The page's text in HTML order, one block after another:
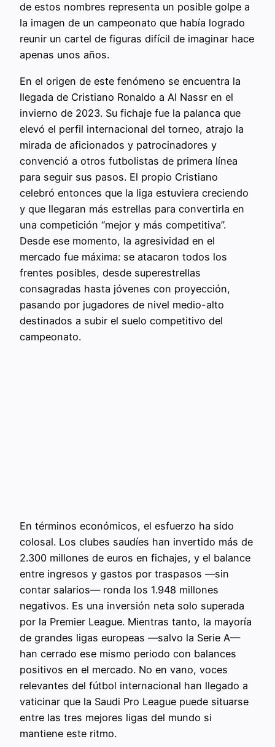
de estos nombres representa un posible golpe a
la imagen de un campeonato que había logrado
reunir un cartel de figuras difícil de imaginar hace
apenas unos años.
En el origen de este fenómeno se encuentra la
llegada de Cristiano Ronaldo a Al Nassr en el
invierno de 2023. Su fichaje fue la palanca que
elevó el perfil internacional del torneo, atrajo la
mirada de aficionados y patrocinadores y
convenció a otros futbolistas de primera línea
para seguir sus pasos. El propio Cristiano
celebró entonces que la liga estuviera creciendo
y que llegaran más estrellas para convertirla en
una competición “mejor y más competitiva”.
Desde ese momento, la agresividad en el
mercado fue máxima: se atacaron todos los
frentes posibles, desde superestrellas
consagradas hasta jóvenes con proyección,
pasando por jugadores de nivel medio-alto
destinados a subir el suelo competitivo del
campeonato.
En términos económicos, el esfuerzo ha sido
colosal. Los clubes saudíes han invertido más de
2.300 millones de euros en fichajes, y el balance
entre ingresos y gastos por traspasos —sin
contar salarios— ronda los 1.948 millones
negativos. Es una inversión neta solo superada
por la Premier League. Mientras tanto, la mayoría
de grandes ligas europeas —salvo la Serie A—
han cerrado ese mismo periodo con balances
positivos en el mercado. No en vano, voces
relevantes del fútbol internacional han llegado a
vaticinar que la Saudi Pro League puede situarse
entre las tres mejores ligas del mundo si
mantiene este ritmo.